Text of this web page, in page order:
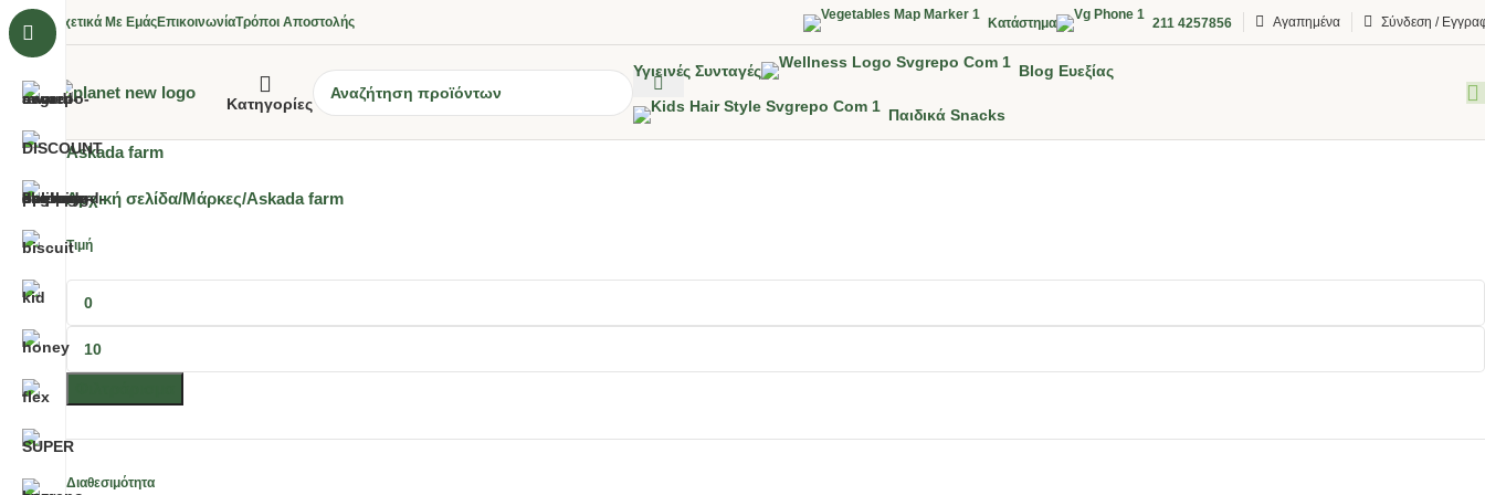
Σχετικά Με ΕμάςΕπικοινωνίαΤρόποι Αποστολής Κατάστημα 211 4257856 Αγαπημένα Σύνδεση /
Κατηγορίες
Υγιεινές Συνταγές Blog Ευεξίας
Παιδικά Snacks
Askada farm
Αρχική σελίδα Μάρκες Askada farm
Τιμή
Διαθεσιμότητα